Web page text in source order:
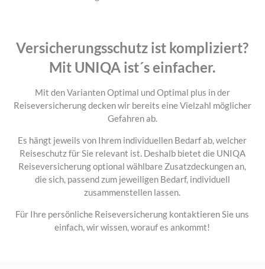
Versicherungsschutz ist kompliziert?
Mit UNIQA ist´s einfacher.
Mit den Varianten Optimal und Optimal plus in der
Reiseversicherung decken wir bereits eine Vielzahl möglicher
Gefahren ab.
Es hängt jeweils von Ihrem individuellen Bedarf ab, welcher
Reiseschutz für Sie relevant ist. Deshalb bietet die UNIQA
Reiseversicherung optional wählbare Zusatzdeckungen an,
die sich, passend zum jeweiligen Bedarf, individuell
zusammenstellen lassen.
Für Ihre persönliche Reiseversicherung kontaktieren Sie uns
einfach, wir wissen, worauf es ankommt!